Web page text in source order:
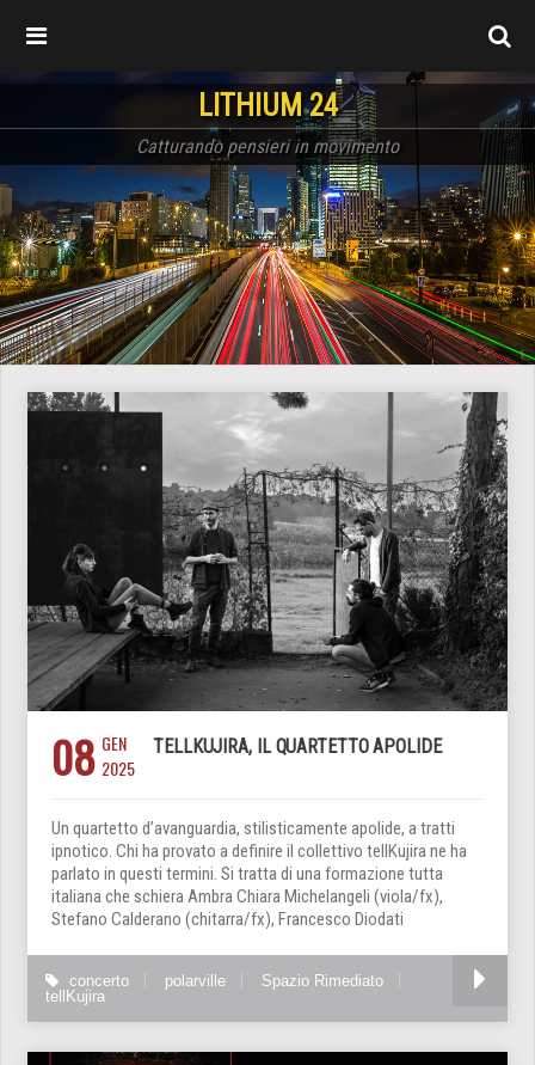
LITHIUM 24
Catturando pensieri in movimento
08 GEN
2025
TELLKUJIRA, IL QUARTETTO APOLIDE
Un quartetto d’avanguardia, stilisticamente apolide, a tratti
ipnotico. Chi ha provato a definire il collettivo tellKujira ne ha
parlato in questi termini. Si tratta di una formazione tutta
italiana che schiera Ambra Chiara Michelangeli (viola/fx),
Stefano Calderano (chitarra/fx), Francesco Diodati
concerto polarville
Spazio Rimediato
tellKujira